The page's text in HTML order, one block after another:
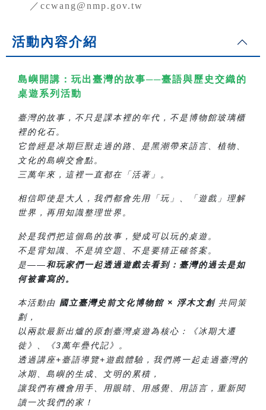
／ccwang@nmp.gov.tw
活動內容介紹
島嶼開講：玩出臺灣的故事──臺語與歷史交織的
桌遊系列活動
臺灣的故事，不只是課本裡的年代，不是博物館玻璃櫃
裡的化石。
它曾經是冰期巨獸走過的路、是黑潮帶來語言、植物、
文化的島嶼交會點。
三萬年來，這裡一直都在「活著」。
相信即使是大人，我們都會先用「玩」、「遊戲」理解
世界，再用知識整理世界。
於是我們把這個島的故事，變成可以玩的桌遊。
不是背知識、不是填空題、不是要猜正確答案。
是——和玩家們一起透過遊戲去看到：臺灣的過去是如
何被書寫的。
本活動由 國立臺灣史前文化博物館 × 浮木文創共同策
劃，
以兩款最新出爐的原創臺灣桌遊為核心：《冰期大遷
徙》、《3萬年疊代記》。
透過講座+臺語導覽+遊戲體驗，我們將一起走過臺灣的
冰期、島嶼的生成、文明的累積，
讓我們有機會用手、用眼睛、用感覺、用語言，重新閱
讀一次我們的家！